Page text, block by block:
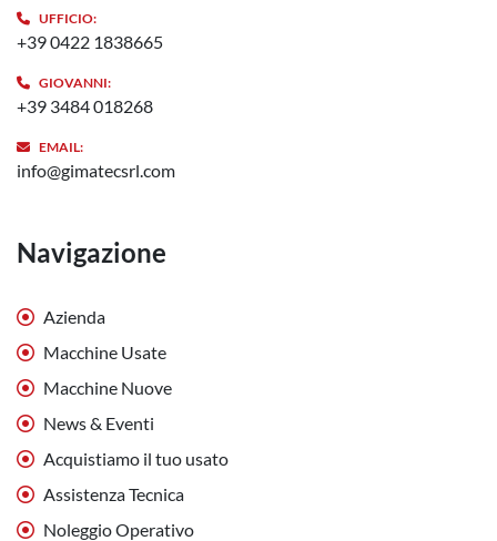
UFFICIO:
+39 0422 1838665
GIOVANNI:
+39 3484 018268
EMAIL:
info@gimatecsrl.com
Navigazione
Azienda
Macchine Usate
Macchine Nuove
News & Eventi
Acquistiamo il tuo usato
Assistenza Tecnica
Noleggio Operativo